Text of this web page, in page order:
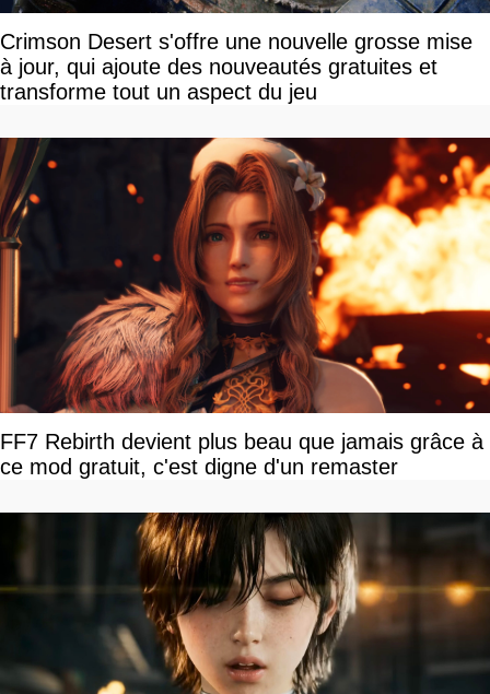
Crimson Desert s'offre une nouvelle grosse mise
à jour, qui ajoute des nouveautés gratuites et
transforme tout un aspect du jeu
FF7 Rebirth devient plus beau que jamais grâce à
ce mod gratuit, c'est digne d'un remaster